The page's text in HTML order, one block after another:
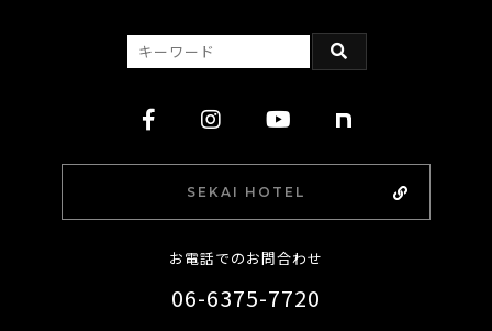
SEKAI HOTEL
お電話でのお問合わせ
06-6375-7720